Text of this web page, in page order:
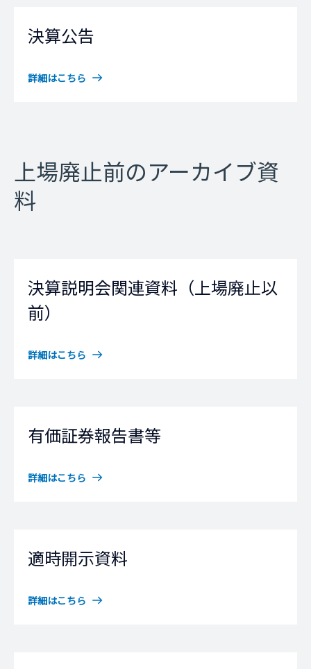
決算公告
詳細はこちら
上場廃止前のアーカイブ資
料
決算説明会関連資料（上場廃止以
前）
詳細はこちら
有価証券報告書等
詳細はこちら
適時開示資料
詳細はこちら